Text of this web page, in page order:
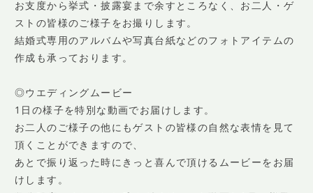
お支度から挙式・披露宴まで余すところなく、お二人・ゲ
ストの皆様のご様子をお撮りします。
結婚式専用のアルバムや写真台紙などのフォトアイテムの
作成も承っております。
◎ウエディングムービー
1日の様子を特別な動画でお届けします。
お二人のご様子の他にもゲストの皆様の自然な表情を見て
頂くことができますので、
あとで振り返った時にきっと喜んで頂けるムービーをお届
けします。